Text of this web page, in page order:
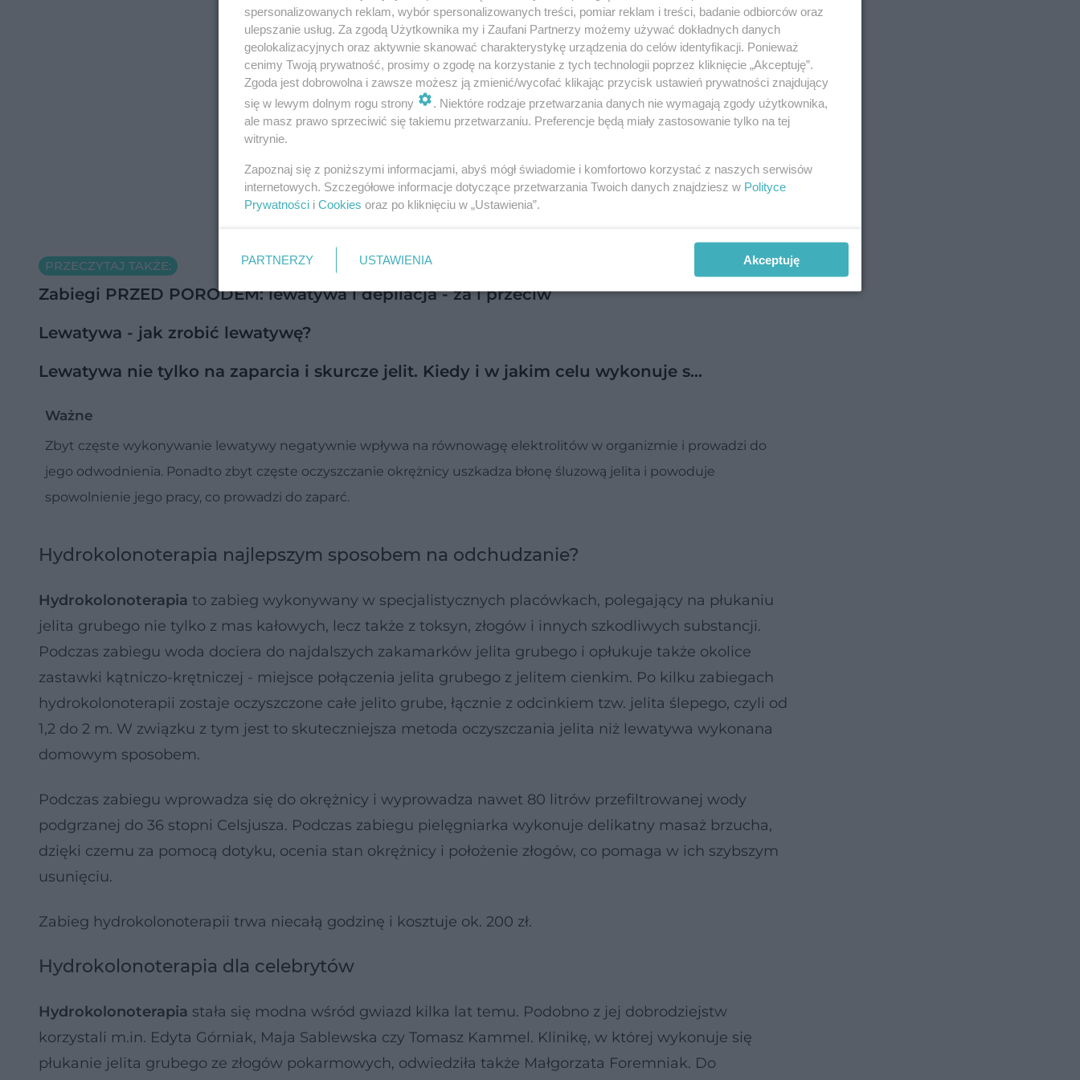
PRZECZYTAJ TAKŻE:
Zabiegi PRZED PORODEM: lewatywa i depilacja - za i przeciw
Lewatywa - jak zrobić lewatywę?
Lewatywa nie tylko na zaparcia i skurcze jelit. Kiedy i w jakim celu wykonuje s…
Ważne
Zbyt częste wykonywanie lewatywy negatywnie wpływa na równowagę elektrolitów w organizmie i prowadzi do
jego odwodnienia. Ponadto zbyt częste oczyszczanie okrężnicy uszkadza błonę śluzową jelita i powoduje
spowolnienie jego pracy, co prowadzi do zaparć.
Hydrokolonoterapia najlepszym sposobem na odchudzanie?
Hydrokolonoterapia to zabieg wykonywany w specjalistycznych placówkach, polegający na płukaniu
jelita grubego nie tylko z mas kałowych, lecz także z toksyn, złogów i innych szkodliwych substancji.
Podczas zabiegu woda dociera do najdalszych zakamarków jelita grubego i opłukuje także okolice
zastawki kątniczo-krętniczej - miejsce połączenia jelita grubego z jelitem cienkim. Po kilku zabiegach
hydrokolonoterapii zostaje oczyszczone całe jelito grube, łącznie z odcinkiem tzw. jelita ślepego, czyli od
1,2 do 2 m. W związku z tym jest to skuteczniejsza metoda oczyszczania jelita niż lewatywa wykonana
domowym sposobem.
Podczas zabiegu wprowadza się do okrężnicy i wyprowadza nawet 80 litrów przefiltrowanej wody
podgrzanej do 36 stopni Celsjusza. Podczas zabiegu pielęgniarka wykonuje delikatny masaż brzucha,
dzięki czemu za pomocą dotyku, ocenia stan okrężnicy i położenie złogów, co pomaga w ich szybszym
usunięciu.
Zabieg hydrokolonoterapii trwa niecałą godzinę i kosztuje ok. 200 zł.
Hydrokolonoterapia dla celebrytów
Hydrokolonoterapia stała się modna wśród gwiazd kilka lat temu. Podobno z jej dobrodziejstw
korzystali m.in. Edyta Górniak, Maja Sablewska czy Tomasz Kammel. Klinikę, w której wykonuje się
płukanie jelita grubego ze złogów pokarmowych, odwiedziła także Małgorzata Foremniak. Do
spersonalizowanych reklam, wybór spersonalizowanych treści, pomiar reklam i treści, badanie odbiorców oraz
ulepszanie usług. Za zgodą Użytkownika my i Zaufani Partnerzy możemy używać dokładnych danych
geolokalizacyjnych oraz aktywnie skanować charakterystykę urządzenia do celów identyfikacji. Ponieważ
cenimy Twoją prywatność, prosimy o zgodę na korzystanie z tych technologii poprzez kliknięcie „Akceptuję”.
Zgoda jest dobrowolna i zawsze możesz ją zmienić/wycofać klikając przycisk ustawień prywatności znajdujący
się w lewym dolnym rogu strony
. Niektóre rodzaje przetwarzania danych nie wymagają zgody użytkownika,
ale masz prawo sprzeciwić się takiemu przetwarzaniu. Preferencje będą miały zastosowanie tylko na tej
witrynie.
Zapoznaj się z poniższymi informacjami, abyś mógł świadomie i komfortowo korzystać z naszych serwisów
internetowych. Szczegółowe informacje dotyczące przetwarzania Twoich danych znajdziesz w Polityce
Prywatności i Cookies oraz po kliknięciu w „Ustawienia”.
PARTNERZY USTAWIENIA Akceptuję